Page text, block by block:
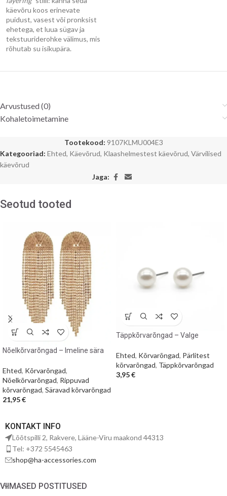
käevõru koos erinevate
puidust, vasest või pronksist
ehetega, et luua sügav ja
tekstuuriderohke välimus, mis
rõhutab su isikupära.
Arvustused (0)
Kohaletoimetamine
Tootekood: 9107KLMU004E3
Kategooriad: Ehted, Käevõrud, Klaashelmestest käevõrud, Värvilised
käevõrud
Jaga:
Seotud tooted
Nõelkõrvarõngad – Imeline sära
Ehted, Kõrvarõngad,
Nõelkõrvarõngad, Rippuvad
kõrvarõngad, Säravad kõrvarõngad
21,95€
Täppkõrvarõngad – Valge
Ehted, Kõrvarõngad, Pärlitest
kõrvarõngad, Täppkõrvarõngad
3,95€
KONTAKT INFO
Lõõtspilli 2, Rakvere, Lääne-Viru maakond 44313
Tel: +372 5545463
shop@ha-accessories.com
VIIMASED POSTITUSED